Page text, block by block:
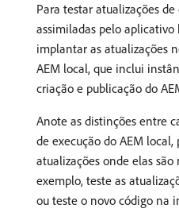
Para testar atualizações
assimiladas pelo aplicativo
implantar as atualizações
AEM local, que inclui
criação e publicação do
Anote as distinções entre
de execução do AEM
atualizações onde elas
exemplo, teste as
ou teste o novo código na